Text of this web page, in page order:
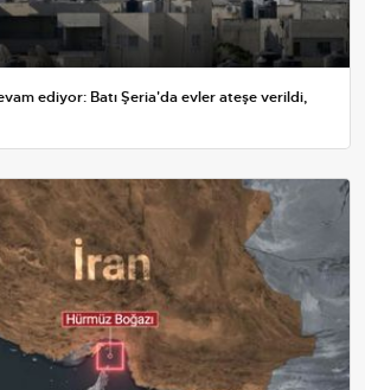
ediyor: Batı Şeria'da evler ateşe verildi,